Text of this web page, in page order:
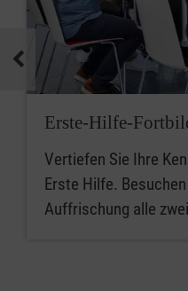
Erste-Hilfe-
Vertiefen Sie Ihre
Erste Hilfe.
Auffrischung alle